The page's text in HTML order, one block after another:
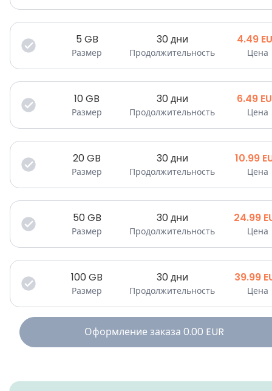
5 GB
Размер
30 дни
Продолжительность
4.49
Цена
10GB
Размер
30 дни
Продолжительность
6.49
Цена
20GB
Размер
30 дни
Продолжительность
10.99
Цена
50GB
Размер
30 дни
Продолжительность
24.99
Цена
100GB
Размер
30 дни
Продолжительность
39.99
Цена
Оформление заказа 0.00 EUR